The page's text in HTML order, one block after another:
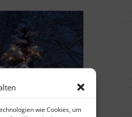
wie Cookies, um